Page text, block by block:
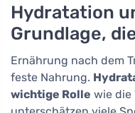
Hydratation
Grundlage,
Ernährung nach dem
feste Nahrung.
wichtige Rolle wie die